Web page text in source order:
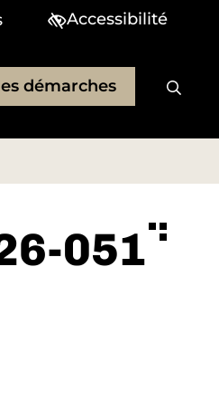
Accessibilité
démarches
051